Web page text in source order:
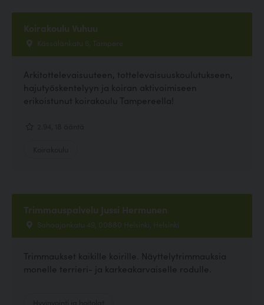
Koirakoulu Vuhuu
Kässälänkatu 6, Tampere
Arkitottelevaisuuteen, tottelevaisuuskoulutukseen,
hajutyöskentelyyn ja koiran aktivoimiseen
erikoistunut koirakoulu Tampereella!
Trimmauspalvelu Jussi Hermunen
Sahaajankatu 49, 00880 Helsinki, Helsinki
Trimmaukset kaikille koirille. Näyttelytrimmauksia
monelle terrieri- ja karkeakarvaiselle rodulle.